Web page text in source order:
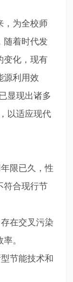
，为全校师
随着时代发
变化，现有
源利用效
显现出诸多
以适应现代
限已久，性
符合现行节
在交叉污染
。
节能技术和